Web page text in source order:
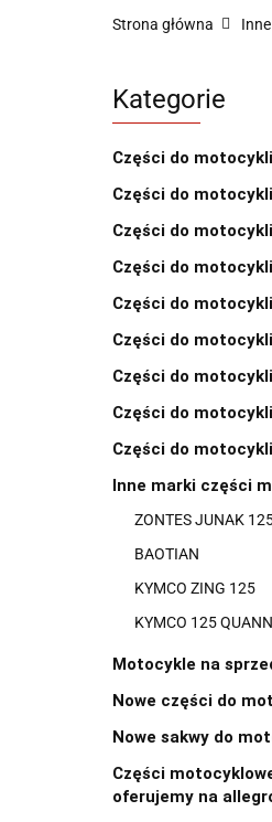
Strona główna
Kategorie
Części do
Części do
Części do
Części do
Części do
Części do
Części do
Części do
Części do
Inne marki części
ZONTES JUNAK
BAOTIAN
KYMCO ZING 125
KYMCO 125
Motocykle na
Nowe części do
Nowe sakwy do
Części
oferujemy na